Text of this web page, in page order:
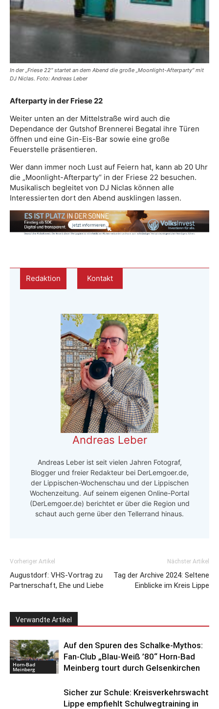
In der „Friese 22“ startet an dem Abend die große „Moonlight-Afterparty“ mit
DJ Niclas. Foto: Andreas Leber
Afterparty in der Friese 22
Weiter unten an der Mittelstraße wird auch die
Dependance der Gutshof Brennerei Begatal ihre Türen
öffnen und eine Gin-Eis-Bar sowie eine große
Feuerstelle präsentieren.
Wer dann immer noch Lust auf Feiern hat, kann ab 20 Uhr
die „Moonlight-Afterparty“ in der Friese 22 besuchen.
Musikalisch begleitet von DJ Niclas können alle
Interessierten dort den Abend ausklingen lassen.
Redaktion Kontakt
Andreas Leber
Andreas Leber ist seit vielen Jahren Fotograf,
Blogger und freier Redakteur bei DerLemgoer.de,
der Lippischen-Wochenschau und der Lippischen
Wochenzeitung. Auf seinem eigenen Online-Portal
(DerLemgoer.de) berichtet er über die Region und
schaut auch gerne über den Tellerrand hinaus.
Vorheriger Artikel
Augustdorf: VHS-Vortrag zu
Partnerschaft, Ehe und Liebe
Nächster Artikel
Tag der Archive 2024: Seltene
Einblicke im Kreis Lippe
Verwandte Artikel
Horn-Bad
Meinberg
Auf den Spuren des Schalke-Mythos:
Fan-Club „Blau-Weiß ’80“ Horn-Bad
Meinberg tourt durch Gelsenkirchen
Sicher zur Schule: Kreisverkehrswacht
Lippe empfiehlt Schulwegtraining in